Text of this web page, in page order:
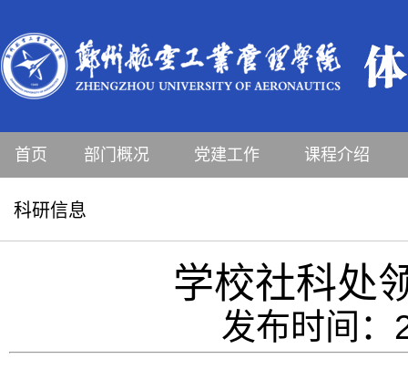
首页 部门概况 党建工作 课程介绍
科研信息
学校社科处
发布时间：